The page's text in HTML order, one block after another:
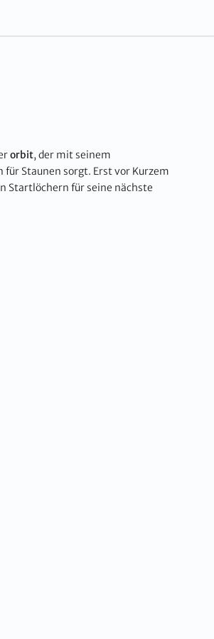
orbit, der mit seinem
Staunen sorgt. Erst vor Kurzem
Startlöchern für seine nächste